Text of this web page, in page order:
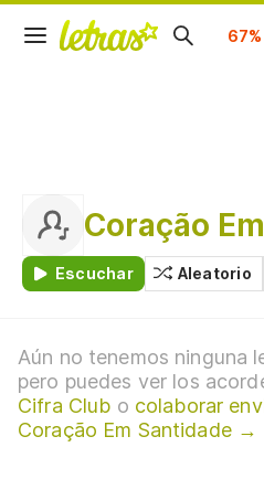
Coração
Escuchar Aleatorio
Aún no tenemos ninguna
pero puedes ver los
Cifra Club o colaborar
Coração Em Santidade →